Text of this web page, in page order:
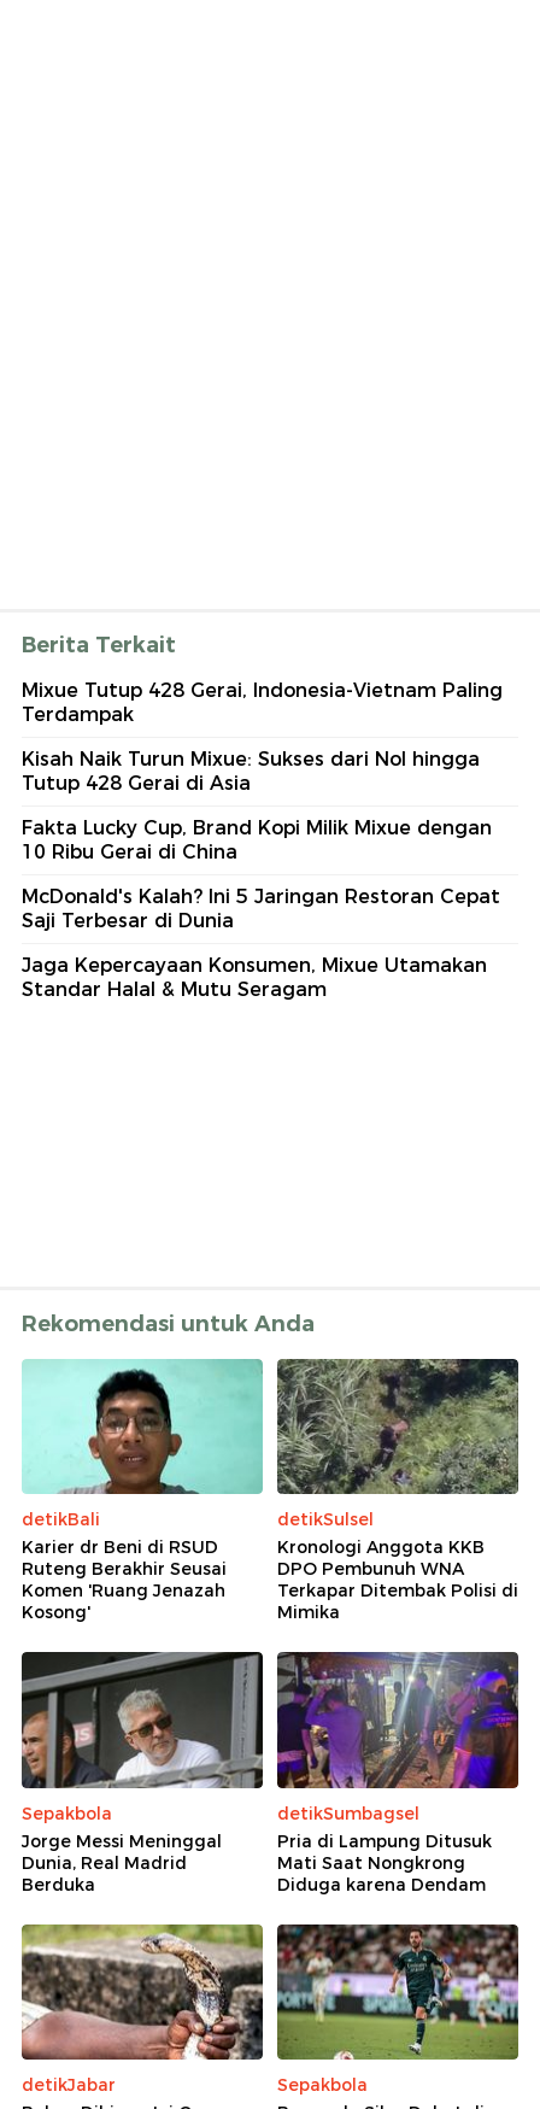
Berita Terkait
Mixue Tutup 428 Gerai, Indonesia-Vietnam Paling
Terdampak
Kisah Naik Turun Mixue: Sukses dari Nol hingga
Tutup 428 Gerai di Asia
Fakta Lucky Cup, Brand Kopi Milik Mixue dengan
10 Ribu Gerai di China
McDonald's Kalah? Ini 5 Jaringan Restoran Cepat
Saji Terbesar di Dunia
Jaga Kepercayaan Konsumen, Mixue Utamakan
Standar Halal & Mutu Seragam
Rekomendasi untuk Anda
detikBali
Karier dr Beni di RSUD
Ruteng Berakhir Seusai
Komen 'Ruang Jenazah
Kosong'
detikSulsel
Kronologi Anggota KKB
DPO Pembunuh WNA
Terkapar Ditembak Polisi di
Mimika
Sepakbola
Jorge Messi Meninggal
Dunia, Real Madrid
Berduka
detikSumbagsel
Pria di Lampung Ditusuk
Mati Saat Nongkrong
Diduga karena Dendam
detikJabar
Sepakbola